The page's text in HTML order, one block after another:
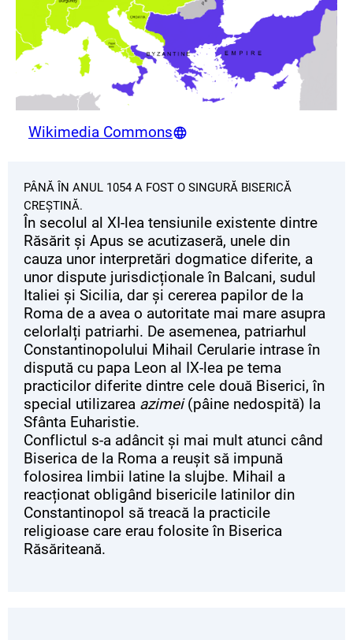
Wikimedia Commons
PÂNĂ ÎN ANUL 1054 A FOST O SINGURĂ BISERICĂ
CREȘTINĂ.
În secolul al XI-lea tensiunile existente dintre
Răsărit și Apus se acutizaseră, unele din
cauza unor interpretări dogmatice diferite, a
unor dispute jurisdicționale în Balcani, sudul
Italiei și Sicilia, dar și cererea papilor de la
Roma de a avea o autoritate mai mare asupra
celorlalți patriarhi. De asemenea, patriarhul
Constantinopolului Mihail Cerularie intrase în
dispută cu papa Leon al IX-lea pe tema
practicilor diferite dintre cele două Biserici, în
special utilizarea azimei(pâine nedospită) la
Sfânta Euharistie.
Conflictul s-a adâncit și mai mult atunci când
Biserica de la Roma a reușit să impună
folosirea limbii latine la slujbe. Mihail a
reacționat obligând bisericile latinilor din
Constantinopol să treacă la practicile
religioase care erau folosite în Biserica
Răsăriteană.